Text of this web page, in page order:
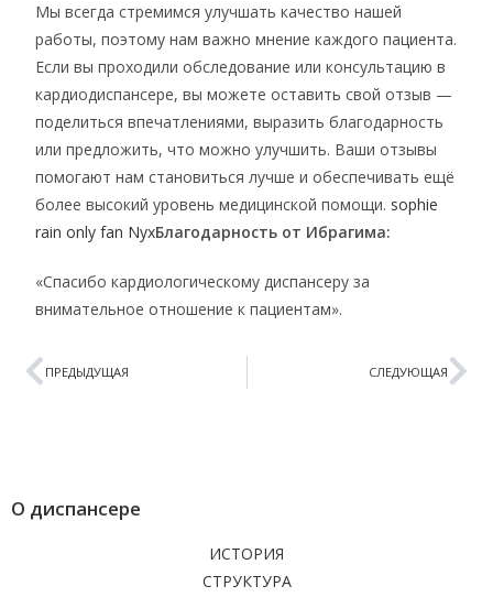
Мы всегда стремимся улучшать качество нашей
работы, поэтому нам важно мнение каждого пациента.
Если вы проходили обследование или консультацию в
кардиодиспансере, вы можете оставить свой отзыв —
поделиться впечатлениями, выразить благодарность
или предложить, что можно улучшить. Ваши отзывы
помогают нам становиться лучше и обеспечивать ещё
более высокий уровень медицинской помощи. sophie
rain only fan NyxБлагодарность от Ибрагима:
«Спасибо кардиологическому диспансеру за
внимательное отношение к пациентам».
ПРЕДЫДУЩАЯ СЛЕДУЮЩАЯ
О диспансере
ИСТОРИЯ
СТРУКТУРА